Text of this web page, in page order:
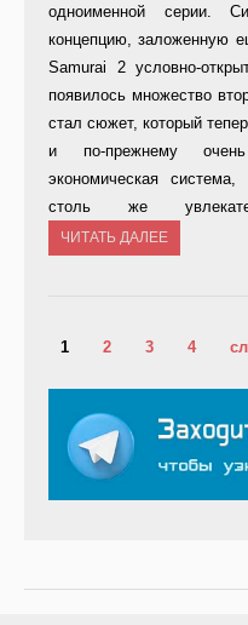
одноименной серии.
концепцию, заложенную
Samurai 2 условно-
появилось множество
стал сюжет, который
и по-прежнему очень
экономическая
столь же
ЧИТАТЬ ДАЛЕЕ
Страницы
1 2 3 4